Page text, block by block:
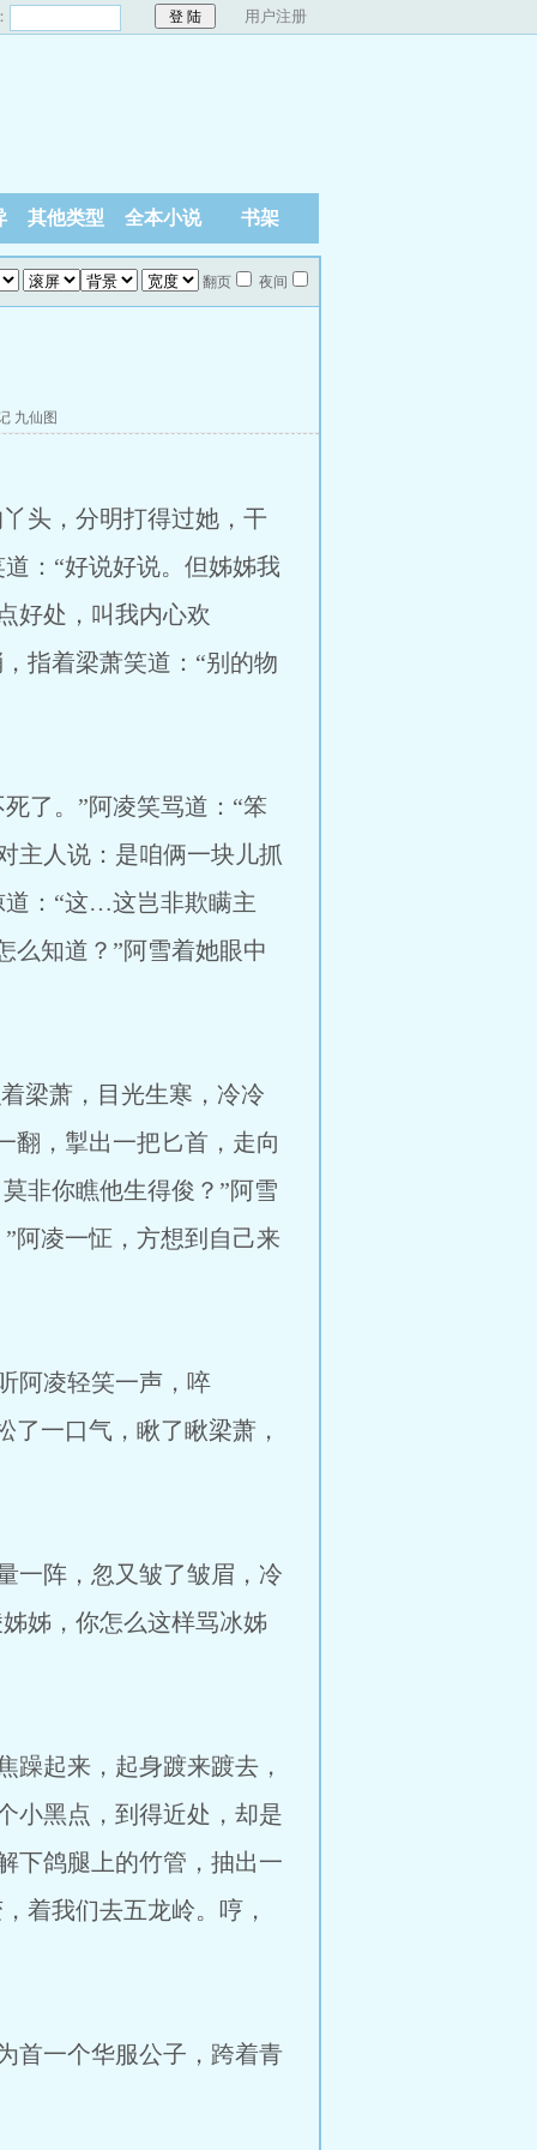
用户注册
其他类型 全本小说 书架
翻页 夜间
九仙图
头，分明打得过她，干
：“好说好说。但姊姊我
好处，叫我内心欢
指着梁萧笑道：“别的物
了。”阿凌笑骂道：“笨
主人说：是咱俩一块儿抓
道：“这…这岂非欺瞒主
么知道？”阿雪着她眼中
梁萧，目光生寒，冷冷
翻，掣出一把匕首，走向
非你瞧他生得俊？”阿雪
阿凌一怔，方想到自己来
阿凌轻笑一声，啐
了一口气，瞅了瞅梁萧，
阵，忽又皱了皱眉，冷
姊，你怎么这样骂冰姊
起来，起身踱来踱去，
小黑点，到得近处，却是
下鸽腿上的竹管，抽出一
着我们去五龙岭。哼，
一个华服公子，跨着青